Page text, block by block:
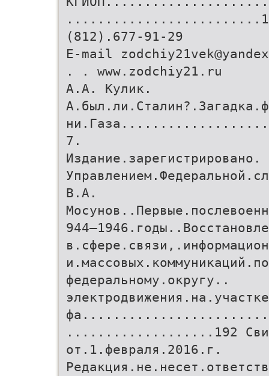
.........................167
(812).677-91-29
E-mail
. . www.zodchiy21.ru
А.А. Кулик.
7.
Издание.зарегистрировано.
В.А.
федеральному.округу..
...................192
от.1.февраля.2016.г.